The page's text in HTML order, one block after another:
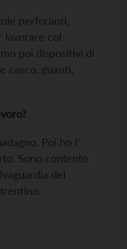
perforanti,
lavorare col
poi dispositivi di
casco, guanti,
Poi ho l’
Sono contento
del